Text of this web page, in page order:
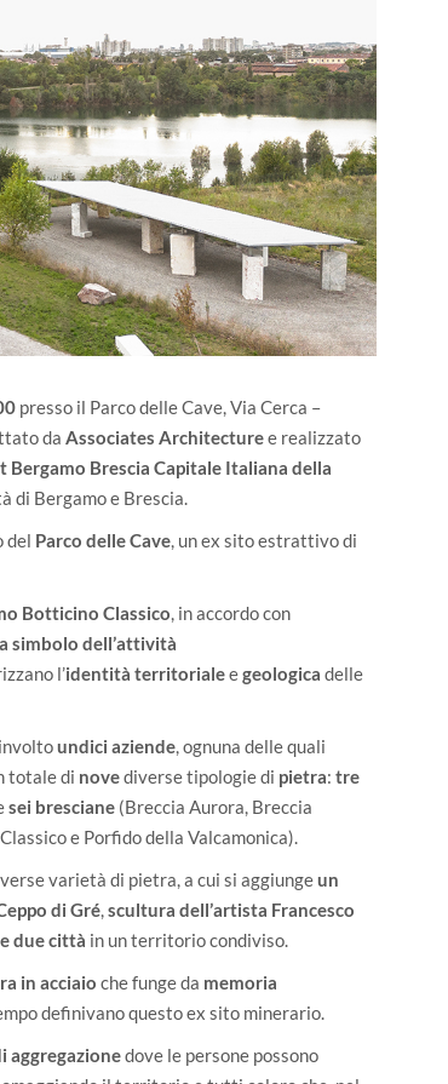
presso il Parco delle Cave, Via Cerca –
da Associates Architecturee realizzato
Bergamo Brescia Capitale Italiana della
di Bergamo e Brescia.
del Parco delle Cave, un ex sito estrattivo di
Botticino Classico, in accordo con
simbolo dell’attività
l’identità territorialeegeologica delle
undici aziende, ognuna delle quali
totale di novediverse tipologie di pietra: tre
sei bresciane (Breccia Aurora, Breccia
e Porfido della Valcamonica).
varietà di pietra, a cui si aggiungeun
di Gré,scultura dell’artista Francesco
due città in un territorio condiviso.
in acciaio che funge da memoria
definivano questo ex sito minerario.
aggregazionedove le persone possono